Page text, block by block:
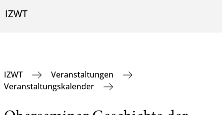
IZWT
IZWT
Veranstaltungen
Veranstaltungskalender